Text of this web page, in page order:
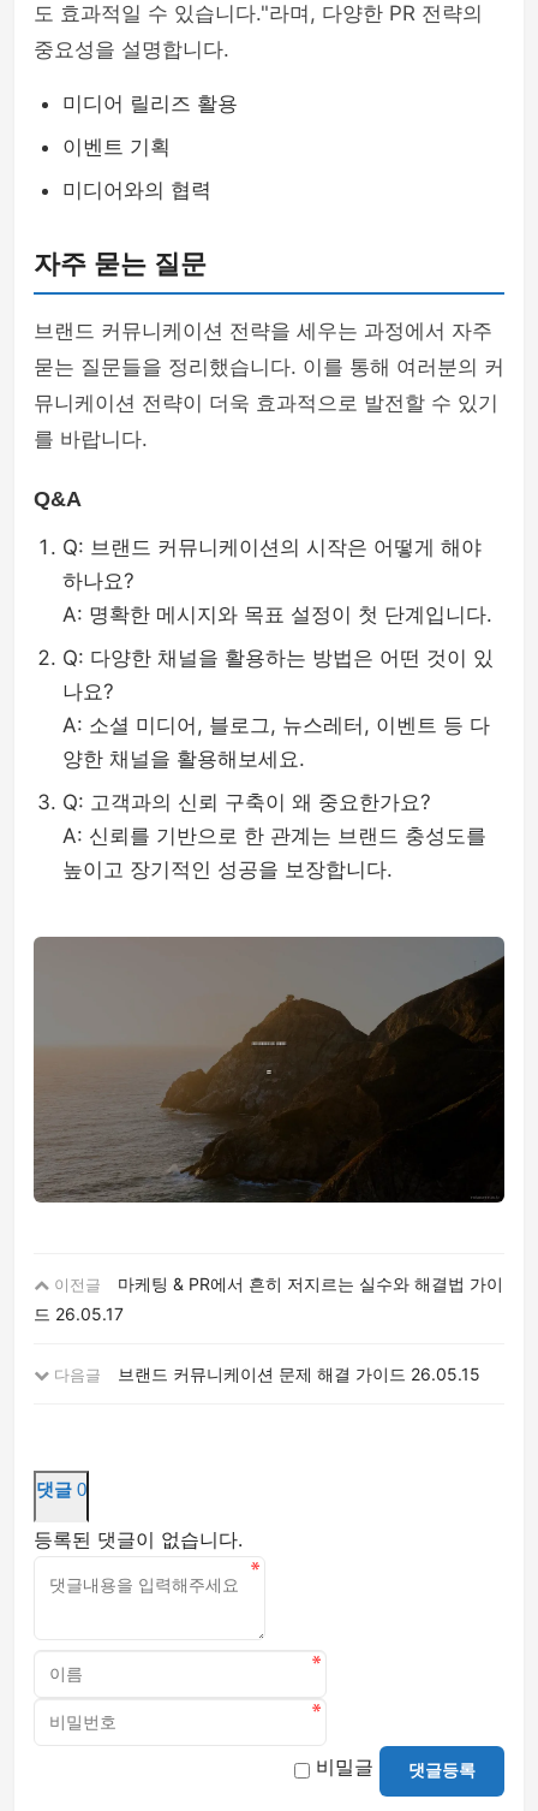
도 효과적일 수 있습니다."라며, 다양한 PR 전략의
중요성을 설명합니다.
미디어 릴리즈 활용
이벤트 기획
미디어와의 협력
자주 묻는 질문
브랜드 커뮤니케이션 전략을 세우는 과정에서 자주
묻는 질문들을 정리했습니다. 이를 통해 여러분의 커
뮤니케이션 전략이 더욱 효과적으로 발전할 수 있기
를 바랍니다.
Q&A
Q: 브랜드 커뮤니케이션의 시작은 어떻게 해야
하나요?
A: 명확한 메시지와 목표 설정이 첫 단계입니다.
Q: 다양한 채널을 활용하는 방법은 어떤 것이 있
나요?
A: 소셜 미디어, 블로그, 뉴스레터, 이벤트 등 다
양한 채널을 활용해보세요.
Q: 고객과의 신뢰 구축이 왜 중요한가요?
A: 신뢰를 기반으로 한 관계는 브랜드 충성도를
높이고 장기적인 성공을 보장합니다.
이전글
마케팅 & PR에서 흔히 저지르는 실수와 해결법 가이
드 26.05.17
다음글 브랜드 커뮤니케이션 문제 해결 가이드 26.05.15
댓글 0
등록된 댓글이 없습니다.
비밀글 댓글등록